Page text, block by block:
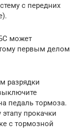
с передних
может
первым делом
разрядки
педаль тормоза.
прокачки
с тормозной